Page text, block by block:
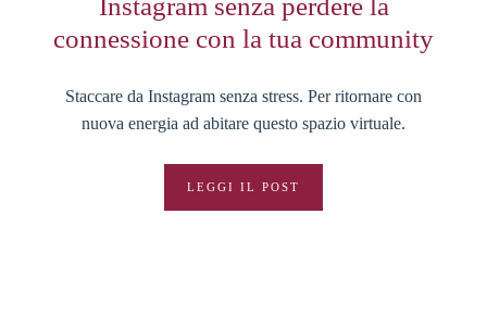
Instagram senza perdere la
connessione con la tua community
Staccare da Instagram senza stress. Per ritornare con
nuova energia ad abitare questo spazio virtuale.
LEGGI IL POST